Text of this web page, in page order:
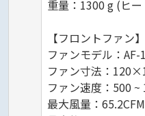
重量：1300 g (ヒ
【フロントファン】
ファンモデル：AF-
ファン寸法：
ファン速度：500
最大風量：65.2CFM